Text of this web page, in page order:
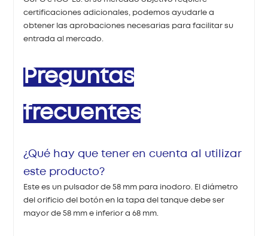
certificaciones adicionales, podemos ayudarle a
obtener las aprobaciones necesarias para facilitar su
entrada al mercado.
Preguntas
frecuentes
¿Qué hay que tener en cuenta al utilizar
este producto?
Este es un pulsador de 58 mm para inodoro. El diámetro
del orificio del botón en la tapa del tanque debe ser
mayor de 58 mm e inferior a 68 mm.